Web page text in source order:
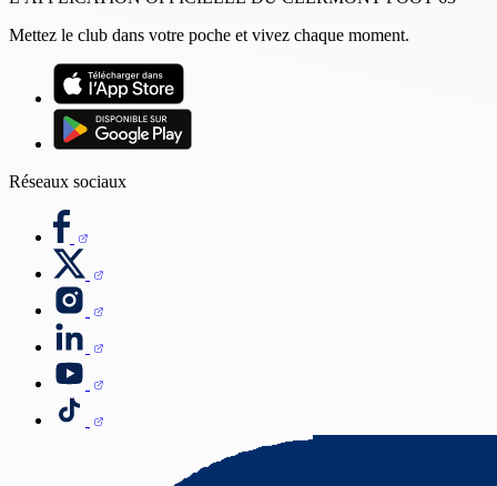
Mettez le club dans votre poche et vivez chaque moment.
Réseaux sociaux